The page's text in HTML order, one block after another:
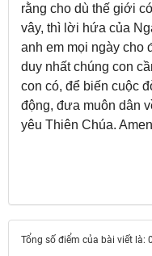
rằng cho dù thế giới
vây, thì lời hứa của
anh em mọi ngày cho
duy nhất chúng con
con có, để biến cuộc
động, đưa muôn dân
yêu Thiên Chúa.
Tổng số điểm của bài viết là: